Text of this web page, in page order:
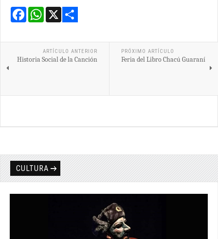
Facebook
WhatsApp
ARTÍCULO ANTERIOR
Historia Social de la Canción
PRÓXIMO ARTÍCULO
Feria del Libro Chacú Guaraní
CULTURA